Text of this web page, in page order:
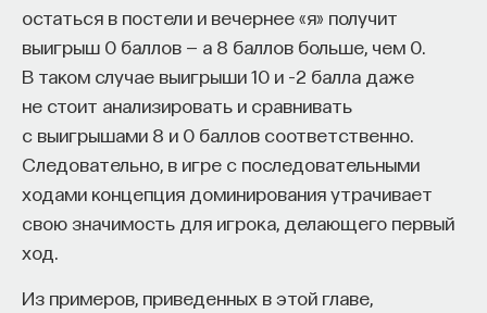
остаться в постели и вечернее «я» получит
выигрыш 0 баллов — а 8 баллов больше, чем 0.
В таком случае выигрыши 10 и –2 балла даже
не стоит анализировать и сравнивать
с выигрышами 8 и 0 баллов соответственно.
Следовательно, в игре с последовательными
ходами концепция доминирования утрачивает
свою значимость для игрока, делающего первый
ход.
Из примеров, приведенных в этой главе,